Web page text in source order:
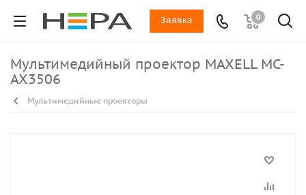
0
Заявка
Мультимедийный проектор MAXELL MC-
AX3506
Мультимедийные проекторы